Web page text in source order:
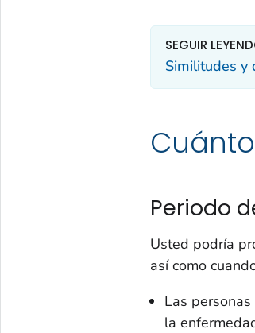
SEGUIR
Similitudes y
Periodo
Usted podría
así como
Las
la